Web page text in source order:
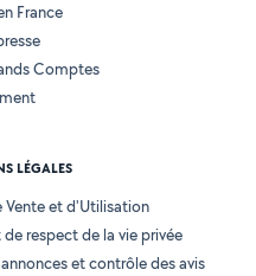
France
Comptes
LÉGALES
Vente et d'Utilisation
respect de la vie privée
et contrôle des avis